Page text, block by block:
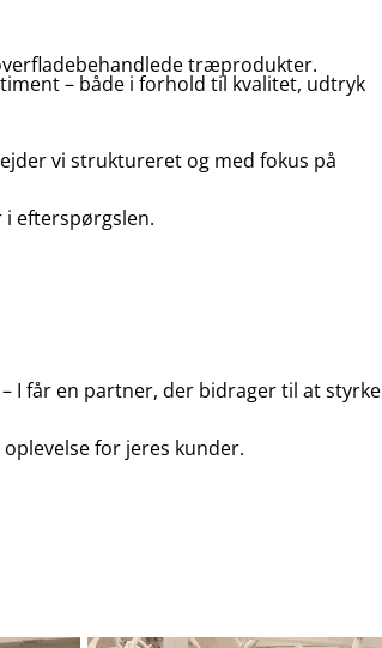
træprodukter.
– både i forhold til kvalitet, udtryk
vi struktureret og med fokus på
i efterspørgslen.
I får en partner, der bidrager til at styrke
for jeres kunder.